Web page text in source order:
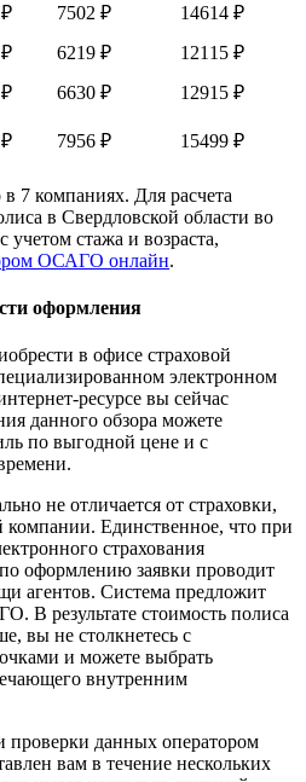
₽ 7502 ₽ 14614 ₽
₽ 6219 ₽ 12115 ₽
₽ 6630 ₽ 12915 ₽
₽ 7956 ₽ 15499 ₽
7 компаниях. Для расчета
в Свердловской области во
учетом стажа и возраста,
ОСАГО онлайн.
оформления
в офисе страховой
электронном
ресурсе вы сейчас
данного обзора можете
по выгодной цене и с
не отличается от страховки,
компании. Единственное, что при
страхования
по оформлению заявки проводит
агентов. Система предложит
В результате стоимость полиса
вы не столкнетесь с
и можете выбрать
внутренним
проверки данных оператором
вам в течение нескольких